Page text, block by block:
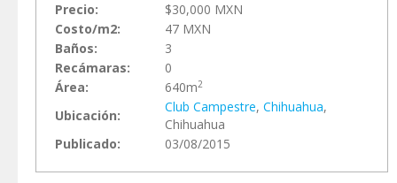
Precio:
$30,000 MXN
Costo/m2:
47 MXN
Baños:
3
Recámaras:
0
Área:
640m2
Ubicación:
Club Campestre, Chihuahua,
Chihuahua
Publicado:
03/08/2015